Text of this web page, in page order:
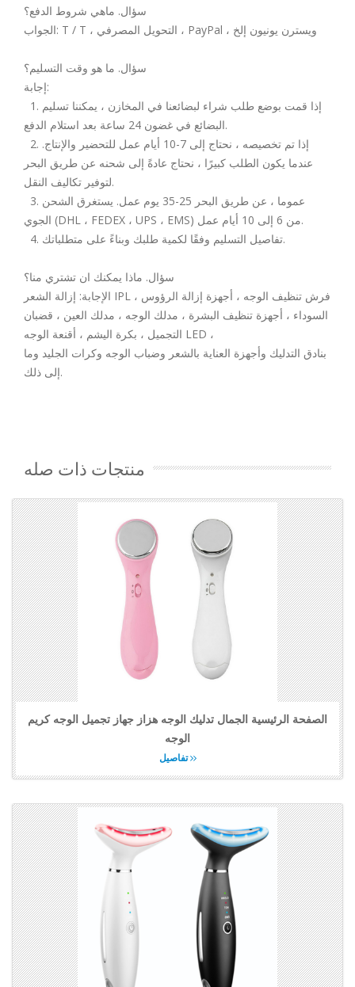
سؤال. ماهي شروط الدفع؟
الجواب: T / T ، التحويل المصرفي ، PayPal ، ويسترن يونيون إلخ
سؤال. ما هو وقت التسليم؟
إجابة:
1. إذا قمت بوضع طلب شراء لبضائعنا في المخازن ، يمكننا تسليم
البضائع في غضون 24 ساعة بعد استلام الدفع.
2. إذا تم تخصيصه ، نحتاج إلى 7-10 أيام عمل للتحضير والإنتاج.
عندما يكون الطلب كبيرًا ، نحتاج عادةً إلى شحنه عن طريق البحر
لتوفير تكاليف النقل.
3. عموما ، عن طريق البحر 25-35 يوم عمل. يستغرق الشحن
الجوي (DHL ، FEDEX ، UPS ، EMS) من 6 إلى 10 أيام عمل.
4. تفاصيل التسليم وفقًا لكمية طلبك وبناءً على متطلباتك.
سؤال. ماذا يمكنك ان تشتري منا؟
الإجابة: إزالة الشعر IPL ، فرش تنظيف الوجه ، أجهزة إزالة الرؤوس
السوداء ، أجهزة تنظيف البشرة ، مدلك الوجه ، مدلك العين ، قضبان
التجميل ، بكرة اليشم ، أقنعة الوجه LED ،
بنادق التدليك وأجهزة العناية بالشعر وضباب الوجه وكرات الجليد وما
إلى ذلك.
منتجات ذات صله
الصفحة الرئيسية الجمال تدليك الوجه هزاز جهاز تجميل الوجه كريم
الوجه
تفاصيل